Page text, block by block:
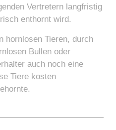
Vertretern langfristig
enthornt wird.
hornlosen Tieren, durch
Bullen oder
auch noch eine
Tiere kosten